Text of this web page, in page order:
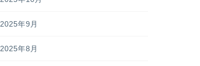
2025年9月
2025年8月